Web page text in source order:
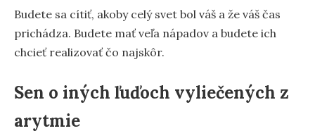
Budete sa cítiť, akoby celý svet bol váš a že váš čas
prichádza. Budete mať veľa nápadov a budete ich
chcieť realizovať čo najskôr.
Sen o iných ľuďoch vyliečených z
arytmie